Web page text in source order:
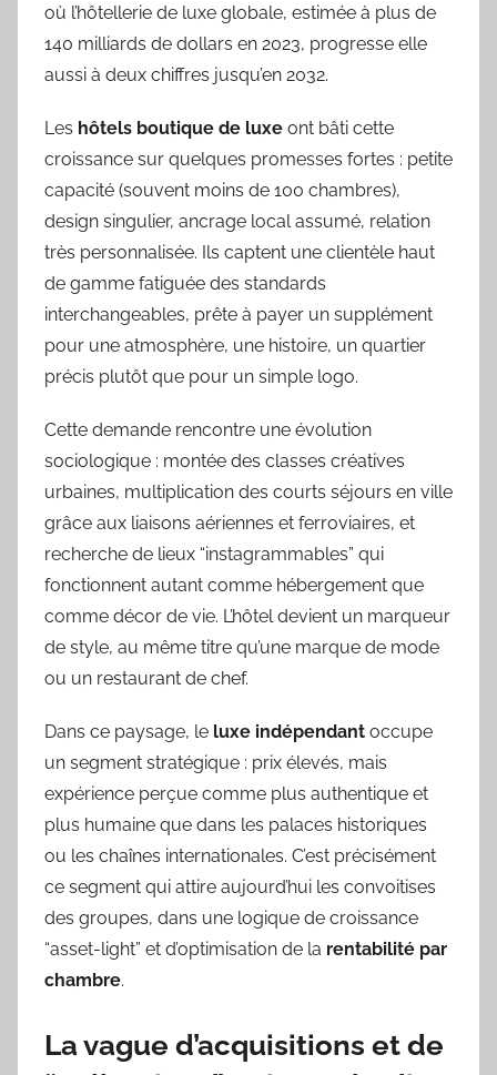
où l’hôtellerie de luxe globale, estimée à plus de
140 milliards de dollars en 2023, progresse elle
aussi à deux chiffres jusqu’en 2032.
Les hôtels boutique de luxe ont bâti cette
croissance sur quelques promesses fortes : petite
capacité (souvent moins de 100 chambres),
design singulier, ancrage local assumé, relation
très personnalisée. Ils captent une clientèle haut
de gamme fatiguée des standards
interchangeables, prête à payer un supplément
pour une atmosphère, une histoire, un quartier
précis plutôt que pour un simple logo.
Cette demande rencontre une évolution
sociologique : montée des classes créatives
urbaines, multiplication des courts séjours en ville
grâce aux liaisons aériennes et ferroviaires, et
recherche de lieux “instagrammables” qui
fonctionnent autant comme hébergement que
comme décor de vie. L’hôtel devient un marqueur
de style, au même titre qu’une marque de mode
ou un restaurant de chef.
Dans ce paysage, le luxe indépendant occupe
un segment stratégique : prix élevés, mais
expérience perçue comme plus authentique et
plus humaine que dans les palaces historiques
ou les chaînes internationales. C’est précisément
ce segment qui attire aujourd’hui les convoitises
des groupes, dans une logique de croissance
“asset-light” et d’optimisation de la rentabilité par
chambre.
La vague d’acquisitions et de